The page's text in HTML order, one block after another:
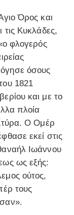
Όρος και
Κυκλάδες,
φλογερός
όσους
1821
και με το
πλοία
Ο Ομέρ
εκεί στις
Ιωάννου
ως εξής:
ούτος,
τους